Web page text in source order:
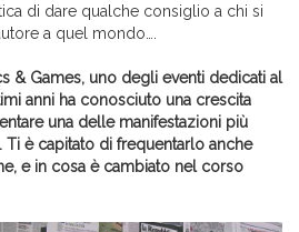
di dare qualche consiglio a chi si
a quel mondo….
& Games, uno degli eventi dedicati al
anni ha conosciuto una crescita
una delle manifestazioni più
è capitato di frequentarlo anche
e in cosa è cambiato nel corso